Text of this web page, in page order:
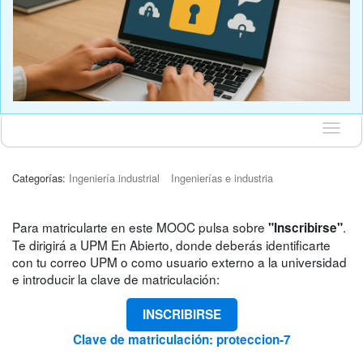
Idioma
Categorías: Ingeniería industrial Ingenierías e industria
Para matricularte en este MOOC pulsa sobre "Inscribirse".
Te dirigirá a UPM En Abierto, donde deberás identificarte
con tu correo UPM o como usuario externo a la universidad
e introducir la clave de matriculación:
INSCRIBIRSE
Clave de matriculación: proteccion-7